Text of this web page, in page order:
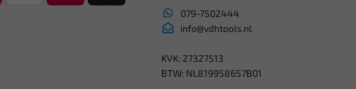
079-7502444
info@vdhtools.nl
KVK: 27327513
BTW: NL819958657B01